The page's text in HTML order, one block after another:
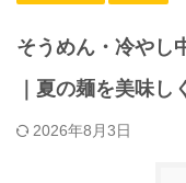
そうめん・冷やし
｜夏の麺を美味
2026年8月3日